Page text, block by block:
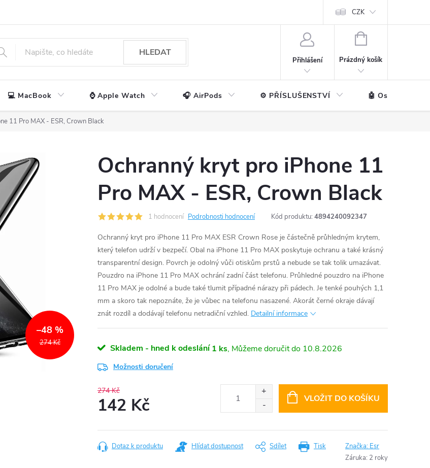
CZK
HLEDAT
Přihlášení
NÁKUPNÍ
Prázdný košík
💻 MacBook ⌚ Apple Watch 🎧 AirPods ⚙️ PŘÍSLUŠENSTVÍ 🤖 Ostatní
11 Pro MAX - ESR, Crown Black
274 Kč
–48 %
Ochranný kryt pro iPhone 11
Pro MAX - ESR, Crown Black
1 hodnocení Podrobnosti hodnocení Kód produktu: 4894240092347
Ochranný kryt pro iPhone 11 Pro MAX ESR Crown Rose je částečně průhledným krytem,
který telefon udrží v bezpečí. Obal na iPhone 11 Pro MAX poskytuje ochranu a také krásný
transparentní design. Povrch je odolný vůči otiskům prstů a nebude se tak tolik umazávat.
Pouzdro na iPhone 11 Pro MAX ochrání zadní část telefonu. Průhledné pouzdro na iPhone
11 Pro MAX je odolné a bude také tlumit případné nárazy při pádech. Je tenké pouhých 1,1
mm a skoro tak nepoznáte, že je vůbec na telefonu nasazené. Akorát černé okraje dávají
znát rozdíl a dodávají telefonu netradiční vzhled. Detailní informace
Skladem - hned k odeslání 1 ks 10.8.2026
Možnosti doručení
274 Kč
142 Kč
cena:
VLOŽIT DO KOŠÍKU
Tisk
Dotaz k produktu Hlídat dostupnost Sdílet Značka: Esr
Záruka: 2 roky